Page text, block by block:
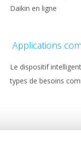
Daikin en ligne
Applications
Le dispositif
types de besoins